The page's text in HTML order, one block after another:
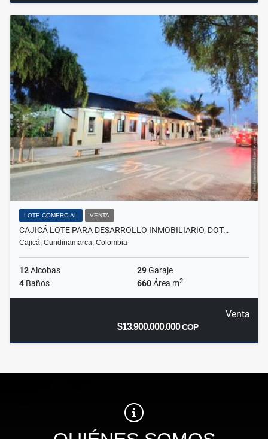
LOTE COMERCIAL VENTA
CAJICÁ LOTE PARA DESARROLLO INMOBILIARIO, DOT…
Cajicá, Cundinamarca, Colombia
12Alcobas 29Garaje
4 Baños 660Área m2
Venta
$13.900.000.000COP